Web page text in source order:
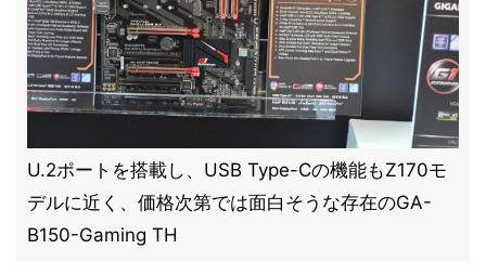
U.2ポートを搭載し、USB Type-Cの機能もZ170モ
デルに近く、価格次第では面白そうな存在のGA-
B150-Gaming TH